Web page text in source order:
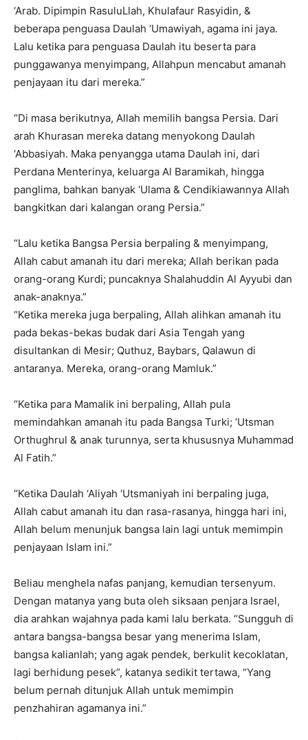
‘Arab. Dipimpin RasuluLlah, Khulafaur Rasyidin, &
beberapa penguasa Daulah ‘Umawiyah, agama ini jaya.
Lalu ketika para penguasa Daulah itu beserta para
punggawanya menyimpang, Allahpun mencabut amanah
penjayaan itu dari mereka.”
“Di masa berikutnya, Allah memilih bangsa Persia. Dari
arah Khurasan mereka datang menyokong Daulah
‘Abbasiyah. Maka penyangga utama Daulah ini, dari
Perdana Menterinya, keluarga Al Baramikah, hingga
panglima, bahkan banyak ‘Ulama & Cendikiawannya Allah
bangkitkan dari kalangan orang Persia.”
“Lalu ketika Bangsa Persia berpaling & menyimpang,
Allah cabut amanah itu dari mereka; Allah berikan pada
orang-orang Kurdi; puncaknya Shalahuddin Al Ayyubi dan
anak-anaknya.”
“Ketika mereka juga berpaling, Allah alihkan amanah itu
pada bekas-bekas budak dari Asia Tengah yang
disultankan di Mesir; Quthuz, Baybars, Qalawun di
antaranya. Mereka, orang-orang Mamluk.”
“Ketika para Mamalik ini berpaling, Allah pula
memindahkan amanah itu pada Bangsa Turki; ‘Utsman
Orthughrul & anak turunnya, serta khususnya Muhammad
Al Fatih.”
“Ketika Daulah ‘Aliyah ‘Utsmaniyah ini berpaling juga,
Allah cabut amanah itu dan rasa-rasanya, hingga hari ini,
Allah belum menunjuk bangsa lain lagi untuk memimpin
penjayaan Islam ini.”
Beliau menghela nafas panjang, kemudian tersenyum.
Dengan matanya yang buta oleh siksaan penjara Israel,
dia arahkan wajahnya pada kami lalu berkata. “Sungguh di
antara bangsa-bangsa besar yang menerima Islam,
bangsa kalianlah; yang agak pendek, berkulit kecoklatan,
lagi berhidung pesek”, katanya sedikit tertawa, “Yang
belum pernah ditunjuk Allah untuk memimpin
penzhahiran agamanya ini.”